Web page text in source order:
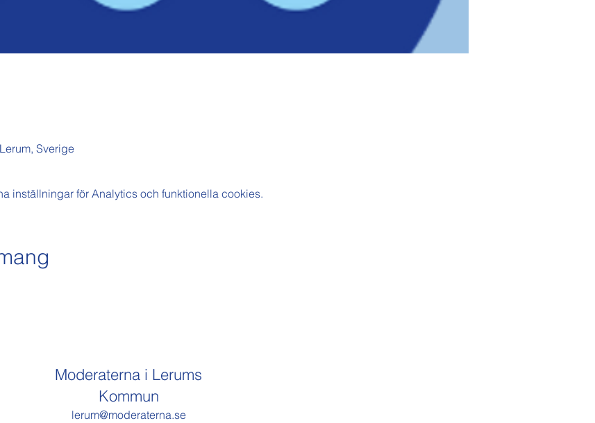
Sverige
inställningar för Analytics och funktionella cookies.
Moderaterna i Lerums
Kommun
lerum@moderaterna.se